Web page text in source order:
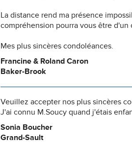
La distance rend ma présence
compréhension pourra vous être d'un
Mes plus sincères condoléances.
Francine & Roland Caron
Baker-Brook
Veuillez accepter nos plus sincères
J'ai connu M.Soucy quand j'étais
Sonia Boucher
Grand-Sault